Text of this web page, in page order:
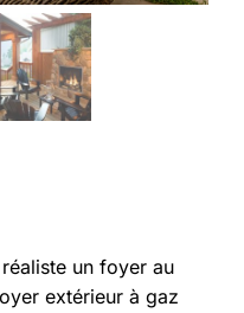
un foyer au
extérieur à gaz